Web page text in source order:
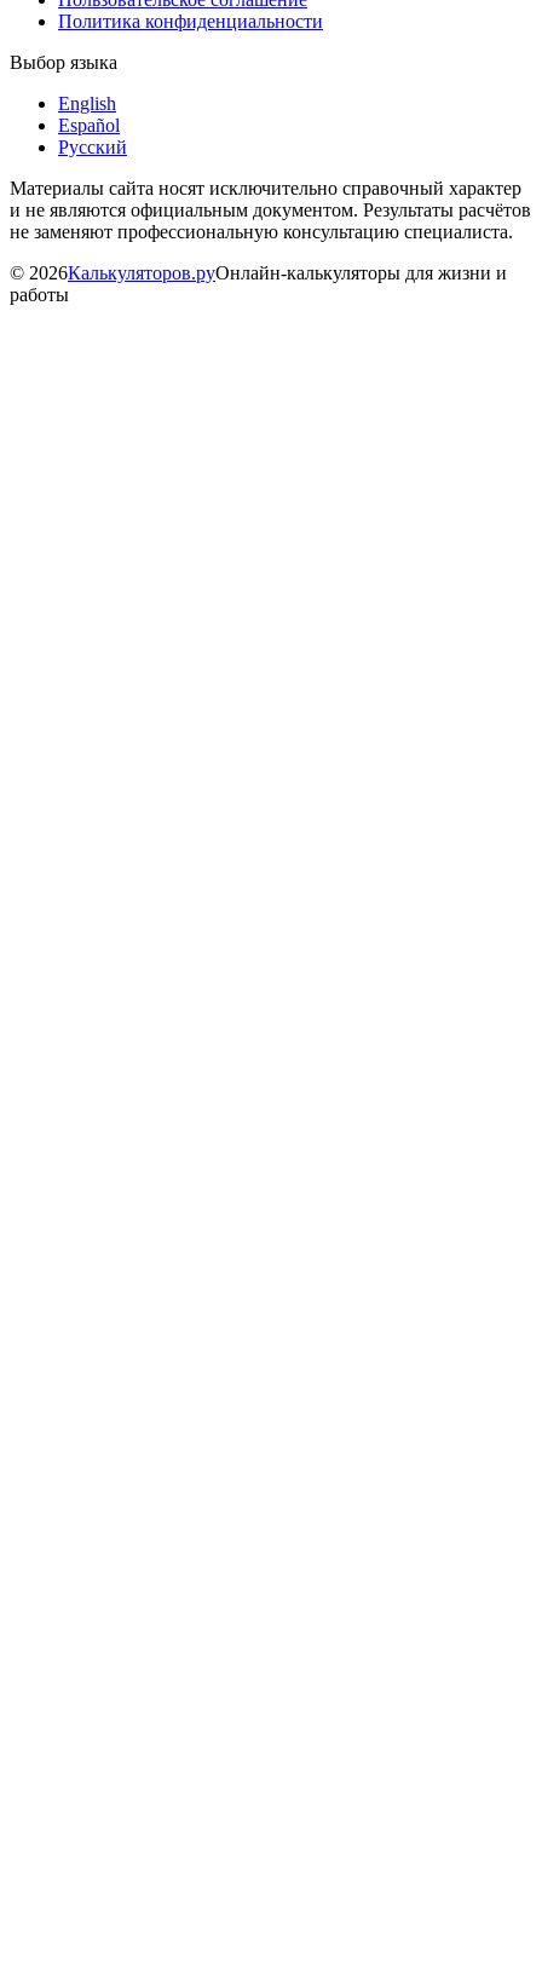
Политика конфиденциальности
Выбор языка
English
Español
Русский
Материалы сайта носят исключительно справочный характер
и не являются официальным документом. Результаты расчётов
не заменяют профессиональную консультацию специалиста.
© 2026Калькуляторов.руОнлайн-калькуляторы для жизни и
работы